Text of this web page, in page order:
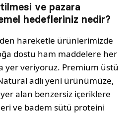
ve pazara
hedefleriniz nedir?
hareketle ürünlerimizde
dostu ham maddelere her
yer veriyoruz. Premium üstü
adlı yeni ürünümüze,
alan benzersiz içeriklere
ve badem sütü proteini